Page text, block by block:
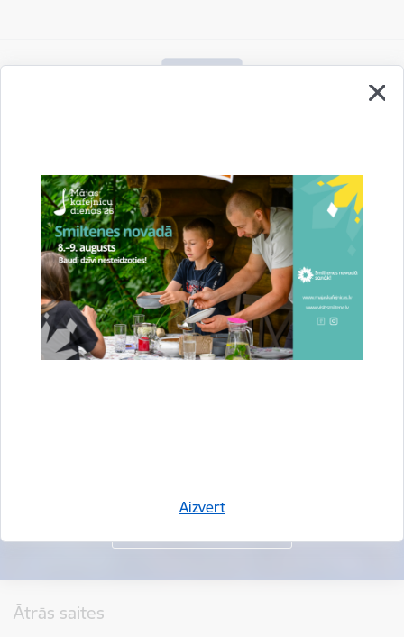
Aizvērt
Vai šī informācija bija noderīga?
Sniegt atsauksmi
Ātrās saites